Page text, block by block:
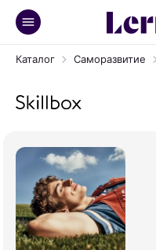
Каталог Саморазвитие